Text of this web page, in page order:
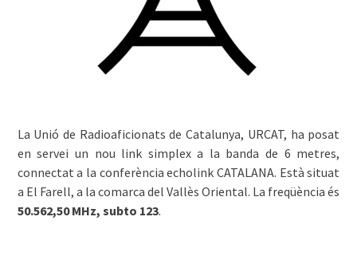
La Unió de Radioaficionats de Catalunya, URCAT, ha posat
en servei un nou link simplex a la banda de 6 metres,
connectat a la conferència echolink CATALANA. Està situat
a El Farell, a la comarca del Vallès Oriental. La freqüència és
50.562,50 MHz, subto 123.